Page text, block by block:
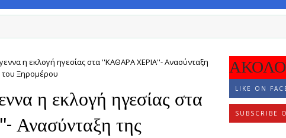
η εκλογή ηγεσίας στα ''ΚΑΘΑΡΑ ΧΕΡΙΑ''- Ανασύνταξη
του Ξηρομέρου
η εκλογή ηγεσίας στα
της
LIKE ON
SUBSCRIBE